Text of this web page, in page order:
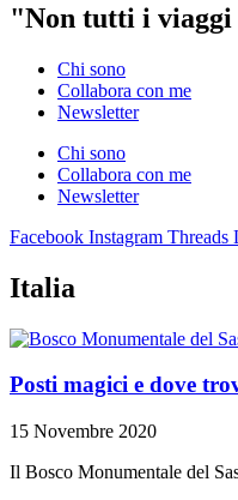
"Non tutti i viaggi
Chi sono
Collabora con me
Newsletter
Chi sono
Collabora con me
Newsletter
Facebook Instagram Threads
Italia
Posti magici e dove
15 Novembre 2020
Il Bosco Monumentale del